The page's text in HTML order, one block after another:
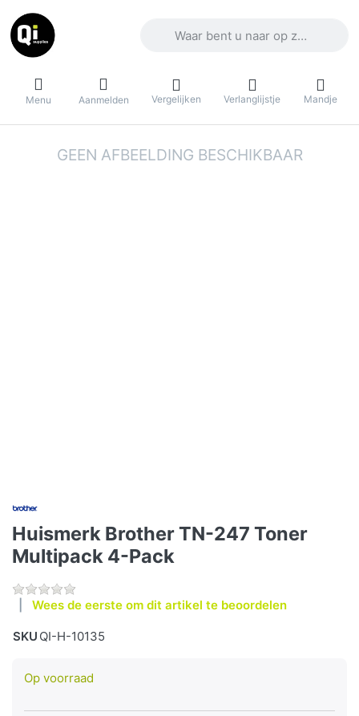
Menu Aanmelden Vergelijken Verlanglijstje Mandje
Huismerk Brother TN-247 Toner
Multipack 4-Pack
Wees de eerste om dit artikel te beoordelen
SKU QI-H-10135
Op voorraad